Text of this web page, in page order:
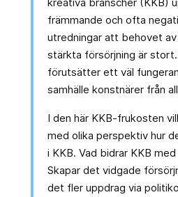
främmande och ofta
utredningar att behovet
stärkta försörjning är
förutsätter ett väl
samhälle konstnärer från
I den här KKB-frukosten
med olika perspektiv hur
i KKB. Vad bidrar KKB
Skapar det vidgade
det fler uppdrag via